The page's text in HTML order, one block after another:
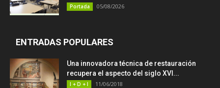
Portada 05/08/2026
ENTRADAS POPULARES
Una innovadora técnica de restauración
recupera el aspecto del siglo XVI...
I + D + I 11/06/2018